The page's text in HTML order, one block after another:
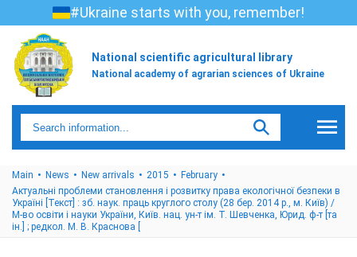
#Ukraine starts with you, remember!
National scientific agricultural library
National academy of agrarian sciences of Ukraine
Main News New arrivals 2015
February
Актуальні проблеми становлення і розвитку права екологічної безпеки в
Україні [Текст] : зб. наук. праць круглого столу (28 бер. 2014 р., м. Київ) /
М-во освіти і науки України, Київ. нац. ун-т ім. Т. Шевченка, Юрид. ф-т [та
ін.] ; редкол. М. В. Краснова [